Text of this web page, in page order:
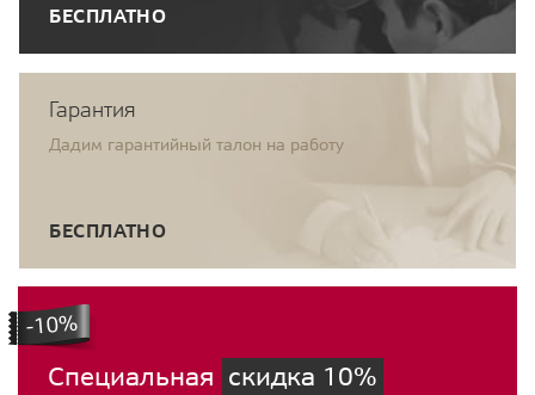
БЕСПЛАТНО
Гарантия
Дадим гарантийный талон на работу
БЕСПЛАТНО
Специальная скидка 10%